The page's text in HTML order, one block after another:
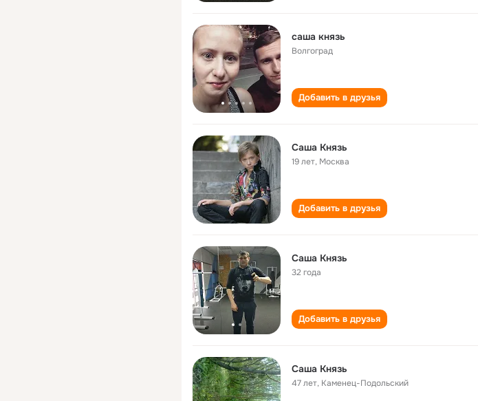
саша князь
Волгоград
Добавить в друзья
Саша Князь
19 лет, Москва
Добавить в друзья
Саша Князь
32 года
Добавить в друзья
Саша Князь
47 лет, Каменец-Подольский